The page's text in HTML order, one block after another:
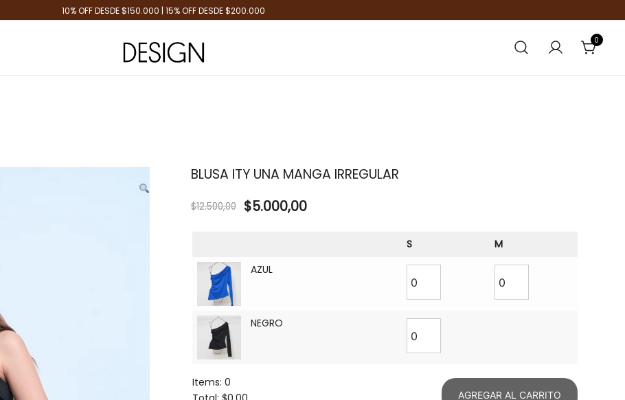
10% OFF DESDE $150.000 | 15% OFF DESDE $200.000
0
BLUSA ITY UNA MANGA IRREGULAR
$12.500,00 $5.000,00
S
M
AZUL
NEGRO
Items: 0
AGREGAR AL CARRITO